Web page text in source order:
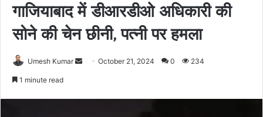
गाजियाबाद में डीआरडीओ अधिकारी की
सोने की चेन छीनी, पत्नी पर हमला
Umesh Kumar
SendOctober 21, 2024 0 234
1 minute read